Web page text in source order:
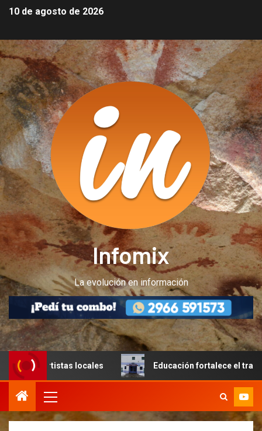
10 de agosto de 2026
Infomix
La evolución en información
artistas locales Educación fortalece el trabajo